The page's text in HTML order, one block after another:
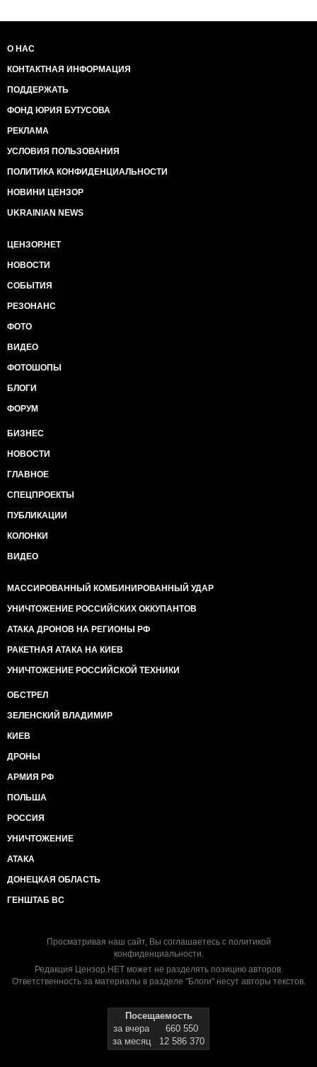
О НАС
КОНТАКТНАЯ ИНФОРМАЦИЯ
ПОДДЕРЖАТЬ
ФОНД ЮРИЯ БУТУСОВА
РЕКЛАМА
УСЛОВИЯ ПОЛЬЗОВАНИЯ
ПОЛИТИКА КОНФИДЕНЦИАЛЬНОСТИ
НОВИНИ ЦЕНЗОР
UKRAINIAN NEWS
ЦЕНЗОР.НЕТ
НОВОСТИ
СОБЫТИЯ
РЕЗОНАНС
ФОТО
ВИДЕО
ФОТОШОПЫ
БЛОГИ
ФОРУМ
БИЗНЕС
НОВОСТИ
ГЛАВНОЕ
СПЕЦПРОЕКТЫ
ПУБЛИКАЦИИ
КОЛОНКИ
ВИДЕО
МАССИРОВАННЫЙ КОМБИНИРОВАННЫЙ УДАР
УНИЧТОЖЕНИЕ РОССИЙСКИХ ОККУПАНТОВ
АТАКА ДРОНОВ НА РЕГИОНЫ РФ
РАКЕТНАЯ АТАКА НА КИЕВ
УНИЧТОЖЕНИЕ РОССИЙСКОЙ ТЕХНИКИ
ОБСТРЕЛ
ЗЕЛЕНСКИЙ ВЛАДИМИР
КИЕВ
ДРОНЫ
АРМИЯ РФ
ПОЛЬША
РОССИЯ
УНИЧТОЖЕНИЕ
АТАКА
ДОНЕЦКАЯ ОБЛАСТЬ
ГЕНШТАБ ВС
Просматривая наш сайт, Вы соглашаетесь с политикой
конфиденциальности.
Редакция Цензор.НЕТ может не разделять позицию авторов.
Ответственность за материалы в разделе "Блоги" несут авторы текстов.
Посещаемость
за вчера
660 550
за месяц
12 586 370